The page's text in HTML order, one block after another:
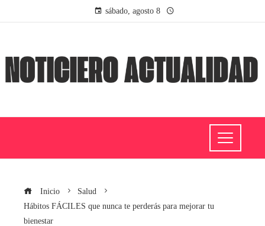
sábado, agosto 8
Inicio
Salud
Hábitos FÁCILES que nunca te perderás para mejorar tu
bienestar